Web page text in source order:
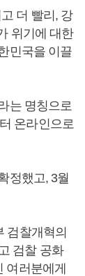
더 빨리, 강
위기에 대한
민국을 이끌
는 명칭으로
온라인으로
정했고, 3월
검찰개혁의
검찰 공화
여러분에게